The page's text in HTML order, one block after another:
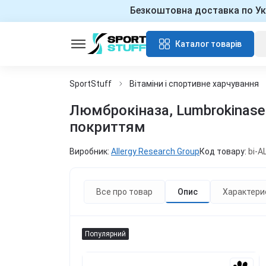
Безкоштовна доставка по
Каталог товарів
SportStuff Вітаміни і спортивне харчування
Люмброкіназа,
покриттям
Виробник: Allergy Research GroupКод товару: bi-
Все про товар Опис
Популярний